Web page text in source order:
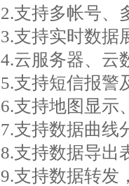
2.支持多帐号、
3.支持实时数据
4.云服务器、云
5.支持短信报警
6.支持地图显示
7.支持数据曲线
8.支持数据导出
9.支持数据转发